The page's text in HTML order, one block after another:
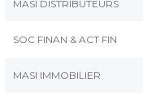
MASI DISTRIBUTEURS
SOC FINAN & ACT FIN
MASI IMMOBILIER